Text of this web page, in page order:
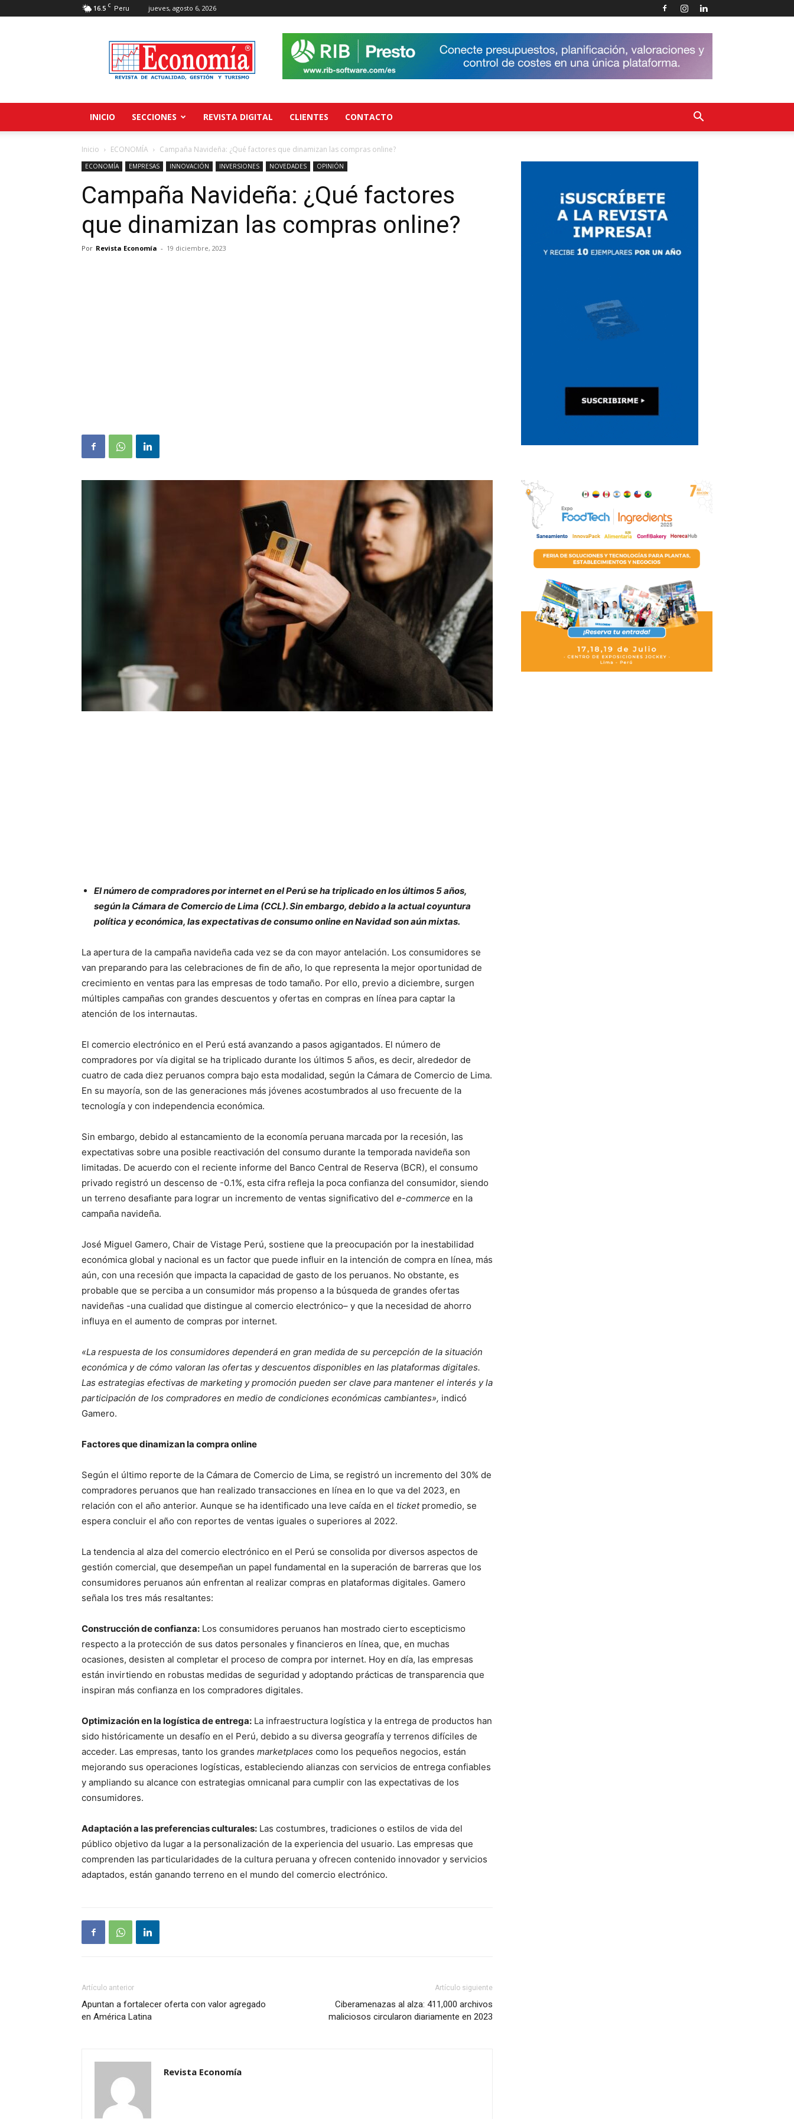
16.5 C Peru jueves, agosto 6, 2026
Revista
Economía
INICIO SECCIONES REVISTA DIGITAL CLIENTES CONTACTO
Inicio ECONOMÍA Campaña Navideña: ¿Qué factores que dinamizan las compras online?
ECONOMÍA EMPRESAS INNOVACIÓN INVERSIONES NOVEDADES OPINIÓN
Campaña Navideña: ¿Qué factores
que dinamizan las compras online?
Por Revista Economía - 19 diciembre, 2023
El número de compradores por internet en el Perú se ha triplicado en los últimos 5 años,
según la Cámara de Comercio de Lima (CCL). Sin embargo, debido a la actual coyuntura
política y económica, las expectativas de consumo online en Navidad son aún mixtas.
La apertura de la campaña navideña cada vez se da con mayor antelación. Los consumidores se
van preparando para las celebraciones de fin de año, lo que representa la mejor oportunidad de
crecimiento en ventas para las empresas de todo tamaño. Por ello, previo a diciembre, surgen
múltiples campañas con grandes descuentos y ofertas en compras en línea para captar la
atención de los internautas.
El comercio electrónico en el Perú está avanzando a pasos agigantados. El número de
compradores por vía digital se ha triplicado durante los últimos 5 años, es decir, alrededor de
cuatro de cada diez peruanos compra bajo esta modalidad, según la Cámara de Comercio de Lima.
En su mayoría, son de las generaciones más jóvenes acostumbrados al uso frecuente de la
tecnología y con independencia económica.
Sin embargo, debido al estancamiento de la economía peruana marcada por la recesión, las
expectativas sobre una posible reactivación del consumo durante la temporada navideña son
limitadas. De acuerdo con el reciente informe del Banco Central de Reserva (BCR), el consumo
privado registró un descenso de -0.1%, esta cifra refleja la poca confianza del consumidor, siendo
un terreno desafiante para lograr un incremento de ventas significativo del e-commerce en la
campaña navideña.
José Miguel Gamero, Chair de Vistage Perú, sostiene que la preocupación por la inestabilidad
económica global y nacional es un factor que puede influir en la intención de compra en línea, más
aún, con una recesión que impacta la capacidad de gasto de los peruanos. No obstante, es
probable que se perciba a un consumidor más propenso a la búsqueda de grandes ofertas
navideñas -una cualidad que distingue al comercio electrónico– y que la necesidad de ahorro
influya en el aumento de compras por internet.
«La respuesta de los consumidores dependerá en gran medida de su percepción de la situación
económica y de cómo valoran las ofertas y descuentos disponibles en las plataformas digitales.
Las estrategias efectivas de marketing y promoción pueden ser clave para mantener el interés y la
participación de los compradores en medio de condiciones económicas cambiantes», indicó
Gamero.
Factores que dinamizan la compra online
Según el último reporte de la Cámara de Comercio de Lima, se registró un incremento del 30% de
compradores peruanos que han realizado transacciones en línea en lo que va del 2023, en
relación con el año anterior. Aunque se ha identificado una leve caída en el ticketpromedio, se
espera concluir el año con reportes de ventas iguales o superiores al 2022.
La tendencia al alza del comercio electrónico en el Perú se consolida por diversos aspectos de
gestión comercial, que desempeñan un papel fundamental en la superación de barreras que los
consumidores peruanos aún enfrentan al realizar compras en plataformas digitales. Gamero
señala los tres más resaltantes:
Construcción de confianza: Los consumidores peruanos han mostrado cierto escepticismo
respecto a la protección de sus datos personales y financieros en línea, que, en muchas
ocasiones, desisten al completar el proceso de compra por internet. Hoy en día, las empresas
están invirtiendo en robustas medidas de seguridad y adoptando prácticas de transparencia que
inspiran más confianza en los compradores digitales.
Optimización en la logística de entrega: La infraestructura logística y la entrega de productos han
sido históricamente un desafío en el Perú, debido a su diversa geografía y terrenos difíciles de
acceder. Las empresas, tanto los grandes marketplaces como los pequeños negocios, están
mejorando sus operaciones logísticas, estableciendo alianzas con servicios de entrega confiables
y ampliando su alcance con estrategias omnicanal para cumplir con las expectativas de los
consumidores.
Adaptación a las preferencias culturales: Las costumbres, tradiciones o estilos de vida del
público objetivo da lugar a la personalización de la experiencia del usuario. Las empresas que
comprenden las particularidades de la cultura peruana y ofrecen contenido innovador y servicios
adaptados, están ganando terreno en el mundo del comercio electrónico.
Artículo anterior
Apuntan a fortalecer oferta con valor agregado
en América Latina
Artículo siguiente
Ciberamenazas al alza: 411,000 archivos
maliciosos circularon diariamente en 2023
Revista Economía